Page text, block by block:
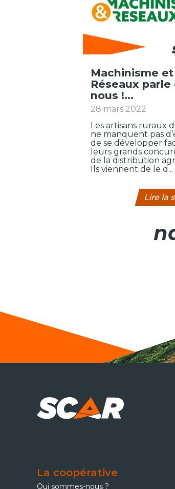
Machinisme et
Réseaux parle
nous !...
28 mars 2022
Les artisans ruraux
ne manquent pas
de se développer
leurs grands
de la distribution
Ils viennent de le d...
Lire la
La coopérative
Qui sommes-nous ?